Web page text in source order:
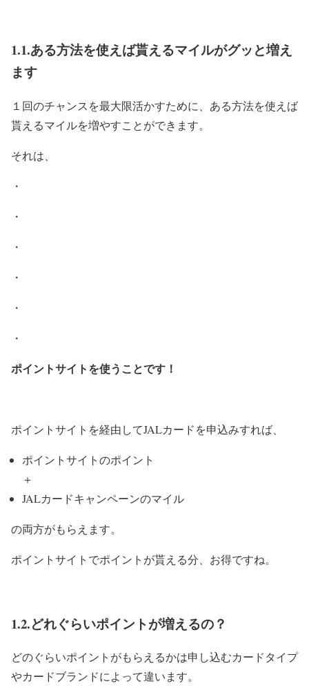
1.1.ある方法を使えば貰えるマイルがグッと増え
ます
１回のチャンスを最大限活かすために、ある方法を使えば
貰えるマイルを増やすことができます。
それは、
・
・
・
・
・
・
ポイントサイトを使うことです！
ポイントサイトを経由してJALカードを申込みすれば、
ポイントサイトのポイント
＋
JALカードキャンペーンのマイル
の両方がもらえます。
ポイントサイトでポイントが貰える分、お得ですね。
1.2.どれぐらいポイントが増えるの？
どのぐらいポイントがもらえるかは申し込むカードタイプ
やカードブランドによって違います。